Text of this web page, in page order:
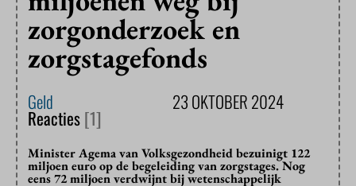
zorgonderzoek en
zorgstagefonds
Geld 23 OKTOBER 2024
Reacties[1]
Minister Agema van Volksgezondheid bezuinigt 122
miljoen euro op de begeleiding van zorgstages. Nog
eens 72 miljoen verdwijnt bij wetenschappelijk